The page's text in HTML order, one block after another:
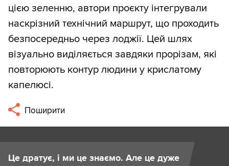
цією зеленню, автори проєкту інтегрували
наскрізний технічний маршрут, що проходить
безпосередньо через лоджії. Цей шлях
візуально виділяється завдяки прорізам, які
повторюють контур людини у крислатому
капелюсі.
Поширити
Це дратує, і ми це знаємо. Але це дуже